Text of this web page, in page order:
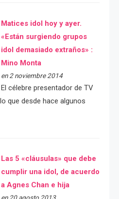
Matices idol hoy y ayer.
«Están surgiendo grupos
idol demasiado extraños» :
Mino Monta
en 2 noviembre 2014
El célebre presentador de TV
que desde hace algunos
Las 5 «cláusulas» que debe
cumplir una idol, de acuerdo
a Agnes Chan e hija